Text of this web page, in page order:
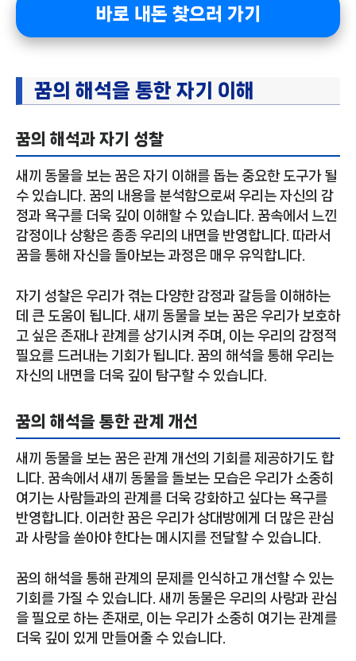
바로 내돈 찾으러 가기
꿈의 해석을 통한 자기 이해
꿈의 해석과 자기 성찰
새끼 동물을 보는 꿈은 자기 이해를 돕는 중요한 도구가 될
수 있습니다. 꿈의 내용을 분석함으로써 우리는 자신의 감
정과 욕구를 더욱 깊이 이해할 수 있습니다. 꿈속에서 느낀
감정이나 상황은 종종 우리의 내면을 반영합니다. 따라서
꿈을 통해 자신을 돌아보는 과정은 매우 유익합니다.
자기 성찰은 우리가 겪는 다양한 감정과 갈등을 이해하는
데 큰 도움이 됩니다. 새끼 동물을 보는 꿈은 우리가 보호하
고 싶은 존재나 관계를 상기시켜 주며, 이는 우리의 감정적
필요를 드러내는 기회가 됩니다. 꿈의 해석을 통해 우리는
자신의 내면을 더욱 깊이 탐구할 수 있습니다.
꿈의 해석을 통한 관계 개선
새끼 동물을 보는 꿈은 관계 개선의 기회를 제공하기도 합
니다. 꿈속에서 새끼 동물을 돌보는 모습은 우리가 소중히
여기는 사람들과의 관계를 더욱 강화하고 싶다는 욕구를
반영합니다. 이러한 꿈은 우리가 상대방에게 더 많은 관심
과 사랑을 쏟아야 한다는 메시지를 전달할 수 있습니다.
꿈의 해석을 통해 관계의 문제를 인식하고 개선할 수 있는
기회를 가질 수 있습니다. 새끼 동물은 우리의 사랑과 관심
을 필요로 하는 존재로, 이는 우리가 소중히 여기는 관계를
더욱 깊이 있게 만들어줄 수 있습니다.